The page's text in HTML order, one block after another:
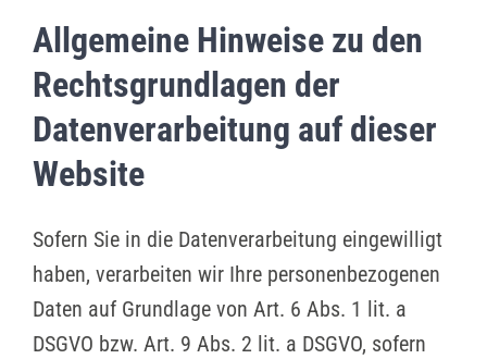
Allgemeine Hinweise zu den
Rechtsgrundlagen der
Datenverarbeitung auf dieser
Website
Sofern Sie in die Datenverarbeitung eingewilligt
haben, verarbeiten wir Ihre personenbezogenen
Daten auf Grundlage von Art. 6 Abs. 1 lit. a
DSGVO bzw. Art. 9 Abs. 2 lit. a DSGVO, sofern